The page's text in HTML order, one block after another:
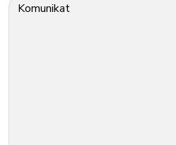
Komunikat